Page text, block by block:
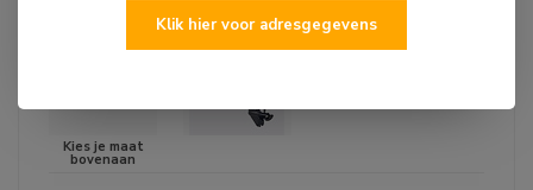
Klik hier voor adresgegevens